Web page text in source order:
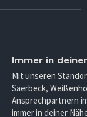
Immer in
Mit unseren
Saerbeck,
Ansprechpartnern
immer in deiner